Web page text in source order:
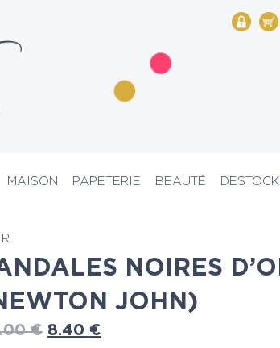
My Account
Mon panier
MAISON PAPETERIE BEAUTÉ
NOIRES
JOHN)
€ 8.40 €